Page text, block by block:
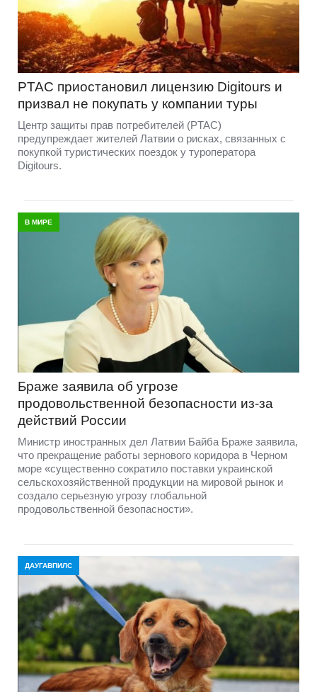
PTAC приостановил лицензию Digitours и
призвал не покупать у компании туры
Центр защиты прав потребителей (PTAC)
предупреждает жителей Латвии о рисках, связанных с
покупкой туристических поездок у туроператора
Digitours.
В МИРЕ
Браже заявила об угрозе
продовольственной безопасности из-за
действий России
Министр иностранных дел Латвии Байба Браже заявила,
что прекращение работы зернового коридора в Черном
море «существенно сократило поставки украинской
сельскохозяйственной продукции на мировой рынок и
создало серьезную угрозу глобальной
продовольственной безопасности».
ДАУГАВПИЛС